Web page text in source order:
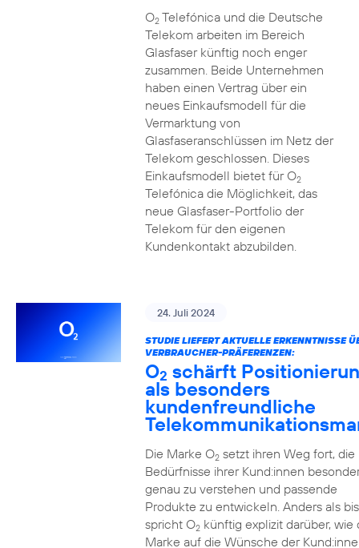
O2Telefónica und die Deutsche
Telekom arbeiten im Bereich
Glasfaser künftig noch enger
zusammen. Beide Unternehmen
haben einen Vertrag über ein
neues Einkaufsmodell für die
Vermarktung von
Glasfaseranschlüssen im Netz der
Telekom geschlossen. Dieses
Einkaufsmodell bietet für O2
Telefónica die Möglichkeit, das
neue Glasfaser-Portfolio der
Telekom für den eigenen
Kundenkontakt abzubilden.
24. Juli 2024
STUDIE LIEFERT AKTUELLE ERKENNTNISSE
VERBRAUCHER-PRÄFERENZEN:
O2 schärft
als besonders
kundenfreundliche
Die Marke O2setzt ihren Weg fort, die
Bedürfnisse ihrer Kund:innen
genau zu verstehen und passende
Produkte zu entwickeln. Anders als
spricht O2künftig explizit darüber, wie
Marke auf die Wünsche der